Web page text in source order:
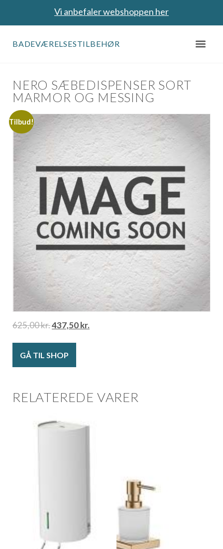
Vi anbefaler webshoppen her
BADEVÆRELSESTILBEHØR
NERO SÆBEDISPENSER SORT
MARMOR OG MESSING
Tilbud!
625,00kr.437,50kr.
GÅ TIL SHOP
RELATEREDE VARER